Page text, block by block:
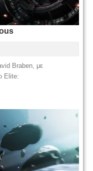
Braben, με
Elite: